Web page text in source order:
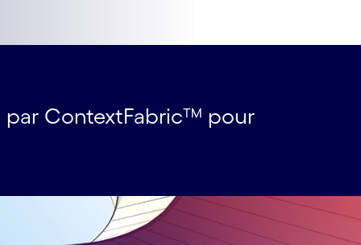
par ContextFabric™ pour